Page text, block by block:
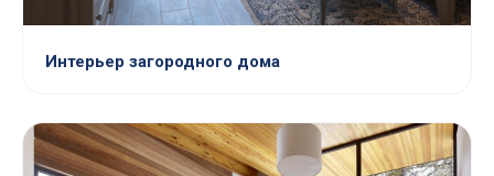
Интерьер загородного дома